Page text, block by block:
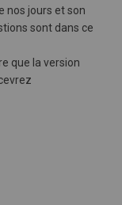
nos jours et son
sont dans ce
que la version